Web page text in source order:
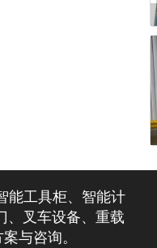
能工具柜、智能计
、叉车设备、重载
与咨询。